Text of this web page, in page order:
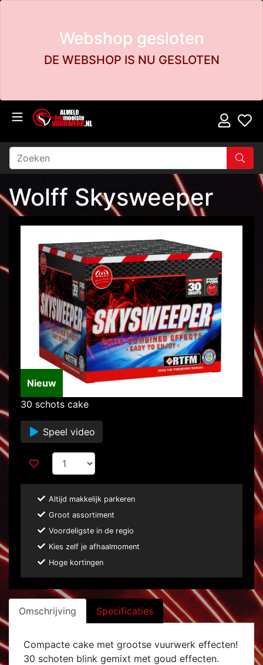
Webshop gesloten
DE WEBSHOP IS NU GESLOTEN
Wolff Skysweeper
Nieuw
30 schots cake
Speel video
Altijd makkelijk parkeren
Groot assortiment
Voordeligste in de regio
Kies zelf je afhaalmoment
Hoge kortingen
Omschrijving Specificaties
Compacte cake met grootse vuurwerk effecten!
30 schoten blink gemixt met goud effecten.